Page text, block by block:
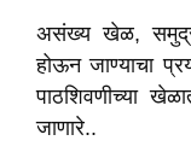
असंख्य खेळ,
होऊन जाण्याचा
पाठशिवणीच्या
जाणारे..